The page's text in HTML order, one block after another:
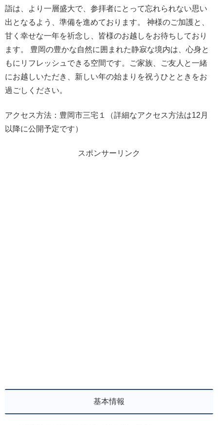
詣は、より一層盛大で、参拝者にとって忘れられない思い
出となるよう、準備を進めております。 神様のご加護と、
甘く幸せな一年を祈念し、皆様のお越しをお待ちしており
ます。 豊岡の豊かな自然に囲まれた静寂な境内は、心身と
もにリフレッシュできる空間です。ご家族、ご友人と一緒
にお越しいただき、新しい年の始まりを祝うひとときをお
過ごしください。
アクセス方法：豊岡市三宅１（詳細なアクセス方法は12月
以降に公開予定です）
スポンサーリンク
基本情報